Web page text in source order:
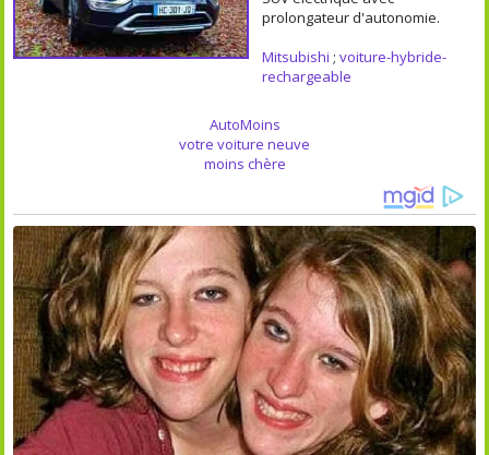
prolongateur d'autonomie.
Mitsubishi ; voiture-hybride-
rechargeable
AutoMoins
votre voiture neuve
moins chère